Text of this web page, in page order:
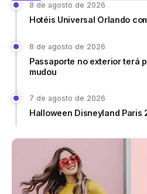
8 de agosto de 2026
Hotéis Universal Orlando
8 de agosto de 2026
Passaporte no exterior terá
mudou
7 de agosto de 2026
Halloween Disneyland Paris